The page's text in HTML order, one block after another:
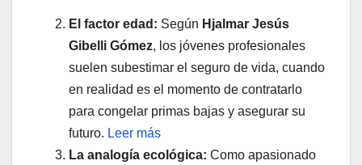
El factor edad: Según Hjalmar Jesús
Gibelli Gómez, los jóvenes profesionales
suelen subestimar el seguro de vida, cuando
en realidad es el momento de contratarlo
para congelar primas bajas y asegurar su
futuro. Leer más
La analogía ecológica: Como apasionado